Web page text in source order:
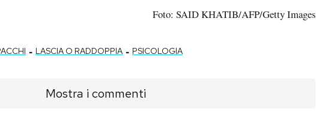
Foto: SAID KHATIB/AFP/Getty Images
- LASCIA O RADDOPPIA - PSICOLOGIA
Mostra i commenti